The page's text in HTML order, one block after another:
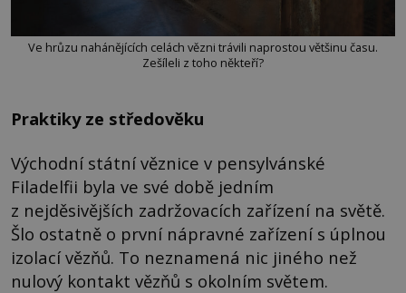
Ve hrůzu nahánějících celách vězni trávili naprostou většinu času.
Zešíleli z toho někteří?
Praktiky ze středověku
Východní státní věznice v pensylvánské
Filadelfii byla ve své době jedním
z nejděsivějších zadržovacích zařízení na světě.
Šlo ostatně o první nápravné zařízení s úplnou
izolací vězňů. To neznamená nic jiného než
nulový kontakt vězňů s okolním světem.